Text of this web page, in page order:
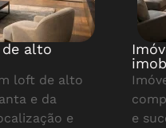
alto
loft de alto
e da
e
e